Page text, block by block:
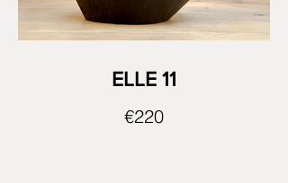
ELLE 11
€220